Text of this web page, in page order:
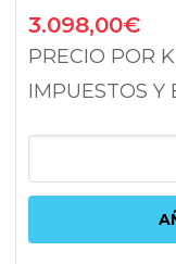
3.098,00€
PRECIO POR
IMPUESTOS Y
RS05-
8.5X18